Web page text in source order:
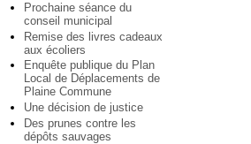
Prochaine séance du
conseil municipal
Remise des livres cadeaux
aux écoliers
Enquête publique du Plan
Local de Déplacements de
Plaine Commune
Une décision de justice
Des prunes contre les
dépôts sauvages